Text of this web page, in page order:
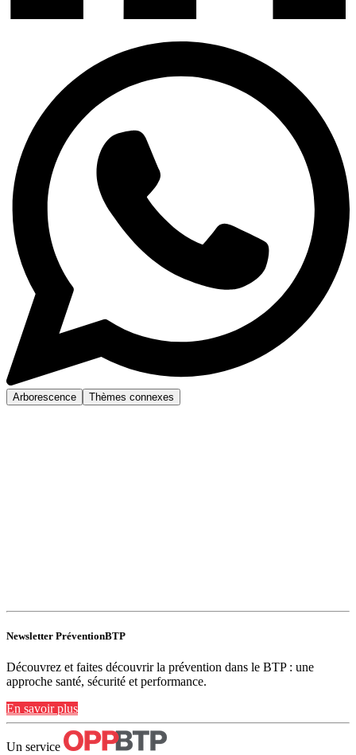
Arborescence Thèmes connexes
Newsletter PréventionBTP
Découvrez et faites découvrir la prévention dans le BTP : une
approche santé, sécurité et performance.
En savoir plus
Un service